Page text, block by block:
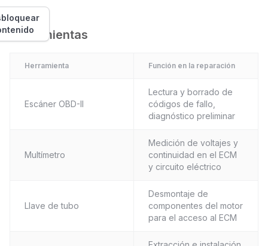
Herramientas
Herramienta Función en la reparación
Escáner OBD-II
Lectura y borrado de
códigos de fallo,
diagnóstico preliminar
Multímetro
Medición de voltajes y
continuidad en el ECM
y circuito eléctrico
Llave de tubo
Desmontaje de
componentes del motor
para el acceso al ECM